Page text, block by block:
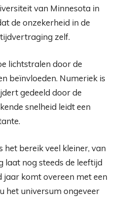
van Minnesota in
de onzekerheid in de
zelf.
lichtstralen door de
beïnvloeden. Numeriek is
gedeeld door de
snelheid leidt een
bereik veel kleiner, van
laat nog steeds de leeftijd
jaar komt overeen met een
het universum ongeveer